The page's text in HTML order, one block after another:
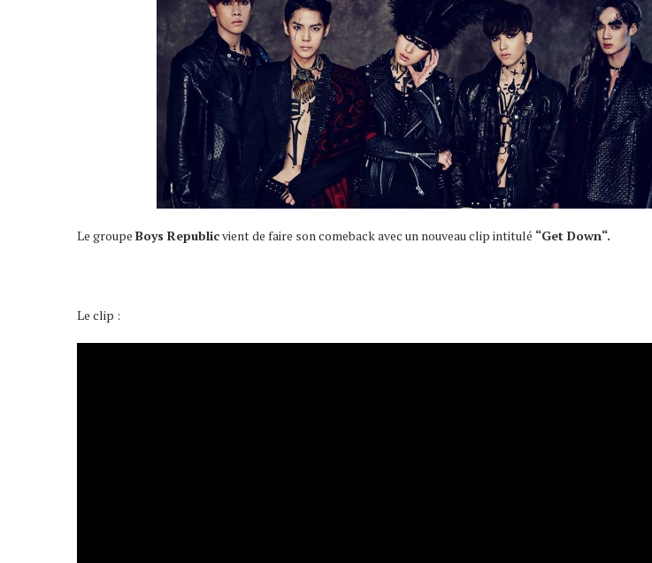
Le groupe Boys Republicvient de faire son comeback avec un nouveau clip intitulé “Get Down“.
Le clip :